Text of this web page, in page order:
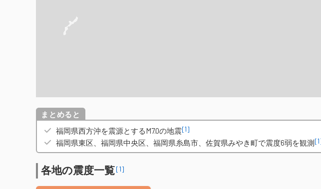
概要
福岡県西方沖を震源とするM7.0の地震[1]
福岡県東区、福岡県中央区、福岡県糸島市、佐賀県みやき町で震度6弱を観測
各地の震度一覧[1]